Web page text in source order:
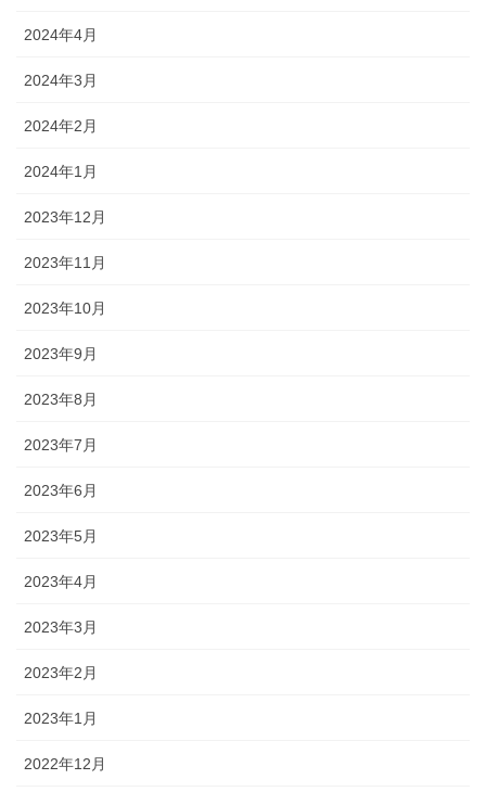
2024年4月
2024年3月
2024年2月
2024年1月
2023年12月
2023年11月
2023年10月
2023年9月
2023年8月
2023年7月
2023年6月
2023年5月
2023年4月
2023年3月
2023年2月
2023年1月
2022年12月